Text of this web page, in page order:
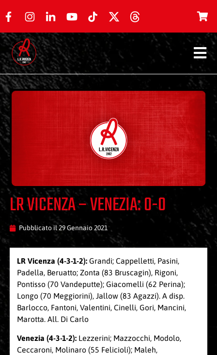
LR VICENZA – VENEZIA: 0-0
Pubblicato il 29 Gennaio 2021
LR Vicenza (4-3-1-2): Grandi; Cappelletti, Pasini,
Padella, Beruatto; Zonta (83 Bruscagin), Rigoni,
Pontisso (70 Vandeputte); Giacomelli (62 Perina);
Longo (70 Meggiorini), Jallow (83 Agazzi). A disp.
Barlocco, Fantoni, Valentini, Cinelli, Gori, Mancini,
Marotta. All. Di Carlo
Venezia (4-3-1-2): Lezzerini; Mazzocchi, Modolo,
Ceccaroni, Molinaro (55 Felicioli); Maleh,